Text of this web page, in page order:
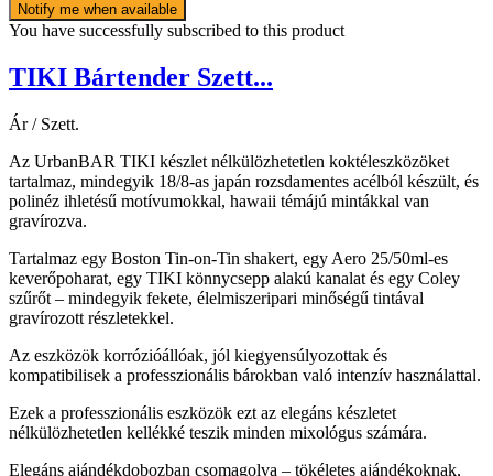
Notify me when available
You have successfully subscribed to this product
TIKI Bártender Szett...
Ár / Szett.
Az UrbanBAR TIKI készlet nélkülözhetetlen koktéleszközöket
tartalmaz, mindegyik 18/8-as japán rozsdamentes acélból készült, és
polinéz ihletésű motívumokkal, hawaii témájú mintákkal van
gravírozva.
Tartalmaz egy Boston Tin-on-Tin shakert, egy Aero 25/50ml-es
keverőpoharat, egy TIKI könnycsepp alakú kanalat és egy Coley
szűrőt – mindegyik fekete, élelmiszeripari minőségű tintával
gravírozott részletekkel.
Az eszközök korrózióállóak, jól kiegyensúlyozottak és
kompatibilisek a professzionális bárokban való intenzív használattal.
Ezek a professzionális eszközök ezt az elegáns készletet
nélkülözhetetlen kellékké teszik minden mixológus számára.
Elegáns ajándékdobozban csomagolva – tökéletes ajándékoknak,